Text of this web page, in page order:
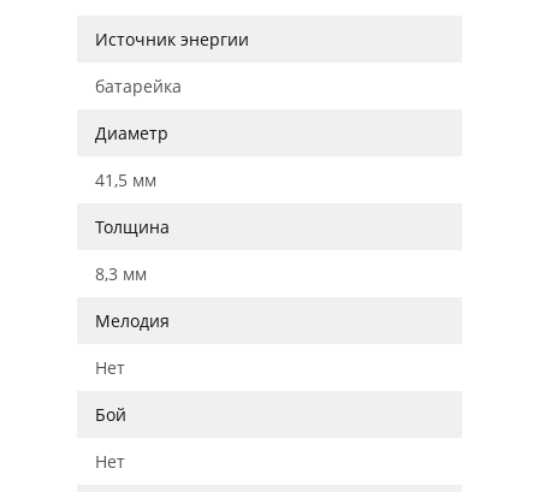
Источник энергии
батарейка
Диаметр
41,5 мм
Толщина
8,3 мм
Мелодия
Нет
Бой
Нет